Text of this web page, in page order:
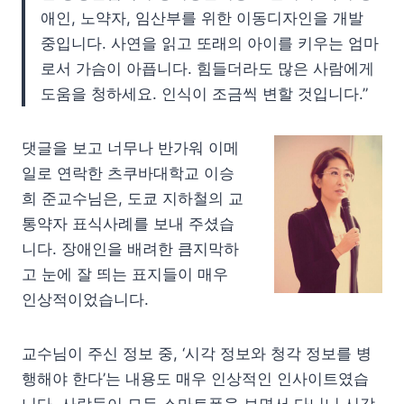
애인, 노약자, 임산부를 위한 이동디자인을 개발
중입니다. 사연을 읽고 또래의 아이를 키우는 엄마
로서 가슴이 아픕니다. 힘들더라도 많은 사람에게
도움을 청하세요. 인식이 조금씩 변할 것입니다.”
댓글을 보고 너무나 반가워 이메
일로 연락한 츠쿠바대학교 이승
희 준교수님은, 도쿄 지하철의 교
통약자 표식사례를 보내 주셨습
니다. 장애인을 배려한 큼지막하
고 눈에 잘 띄는 표지들이 매우
인상적이었습니다.
교수님이 주신 정보 중, ‘시각 정보와 청각 정보를 병
행해야 한다’는 내용도 매우 인상적인 인사이트였습